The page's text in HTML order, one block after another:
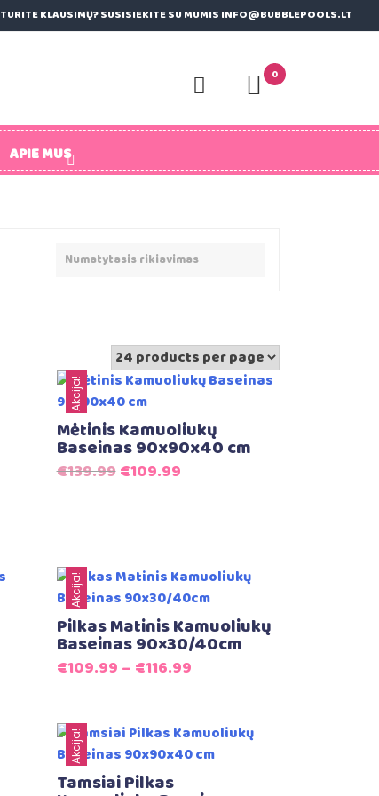
TURITE KLAUSIMŲ? SUSISIEKITE SU MUMIS INFO@BUBBLEPOOLS.LT
0
APIE MUS
Akcija!
Mėtinis Kamuoliukų
Baseinas 90x90x40 cm
€139.99Original
€109.99Current
Akcija!
Pilkas Matinis Kamuoliukų
Baseinas 90×30/40cm
€109.99 – €116.99
Akcija!
Tamsiai Pilkas